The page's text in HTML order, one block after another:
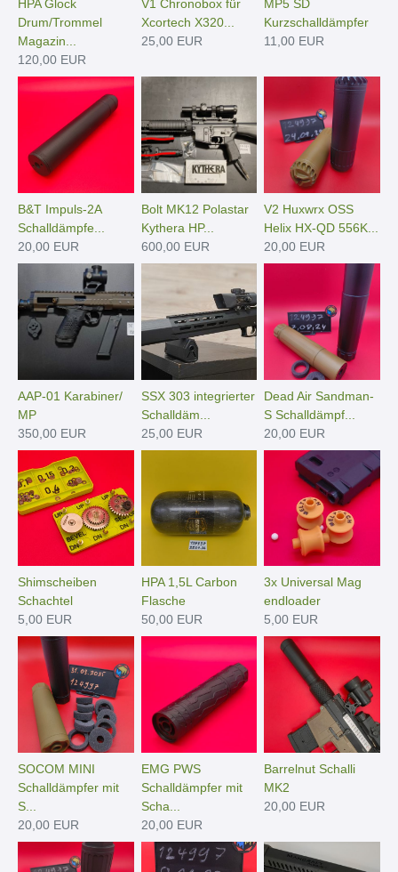
HPA Glock
Drum/Trommel
Magazin...
120,00 EUR
V1 Chronobox für
Xcortech X320...
25,00 EUR
MP5 SD
Kurzschalldämpfer
11,00 EUR
B&T Impuls-2A
Schalldämpfe...
20,00 EUR
Bolt MK12 Polastar
Kythera HP...
600,00 EUR
V2 Huxwrx OSS
Helix HX-QD 556K...
20,00 EUR
AAP-01 Karabiner/
MP
350,00 EUR
SSX 303 integrierter
Schalldäm...
25,00 EUR
Dead Air Sandman-
S Schalldämpf...
20,00 EUR
Shimscheiben
Schachtel
5,00 EUR
HPA 1,5L Carbon
Flasche
50,00 EUR
3x Universal Mag
endloader
5,00 EUR
SOCOM MINI
Schalldämpfer mit
S...
20,00 EUR
EMG PWS
Schalldämpfer mit
Scha...
20,00 EUR
Barrelnut Schalli
MK2
20,00 EUR